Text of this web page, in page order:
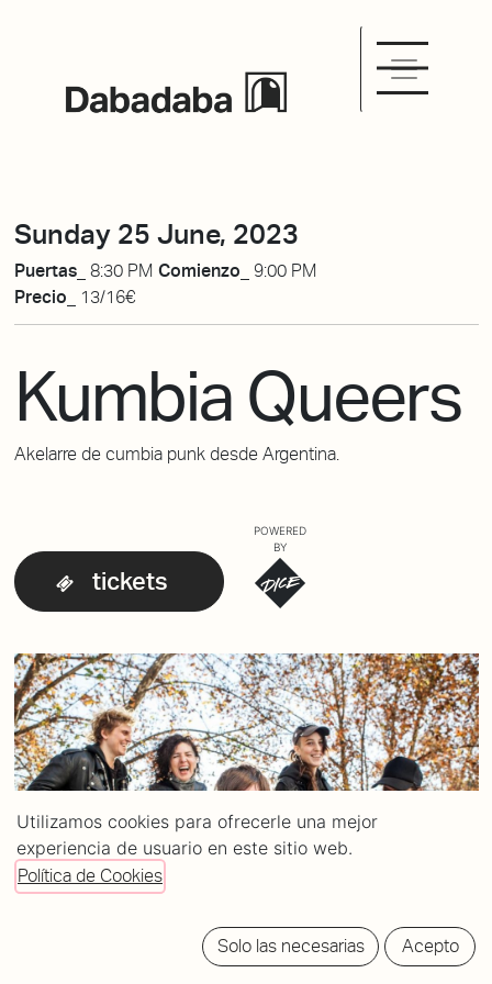
Sunday 25 June, 2023
Puertas_ 8:30 PM Comienzo_ 9:00 PM
Precio_
13/16€
Kumbia Queers
Akelarre de cumbia punk desde Argentina.
tickets
POWERED
BY
Utilizamos cookies para ofrecerle una mejor
experiencia de usuario en este sitio web.
Política de Cookies
Solo las necesarias Acepto